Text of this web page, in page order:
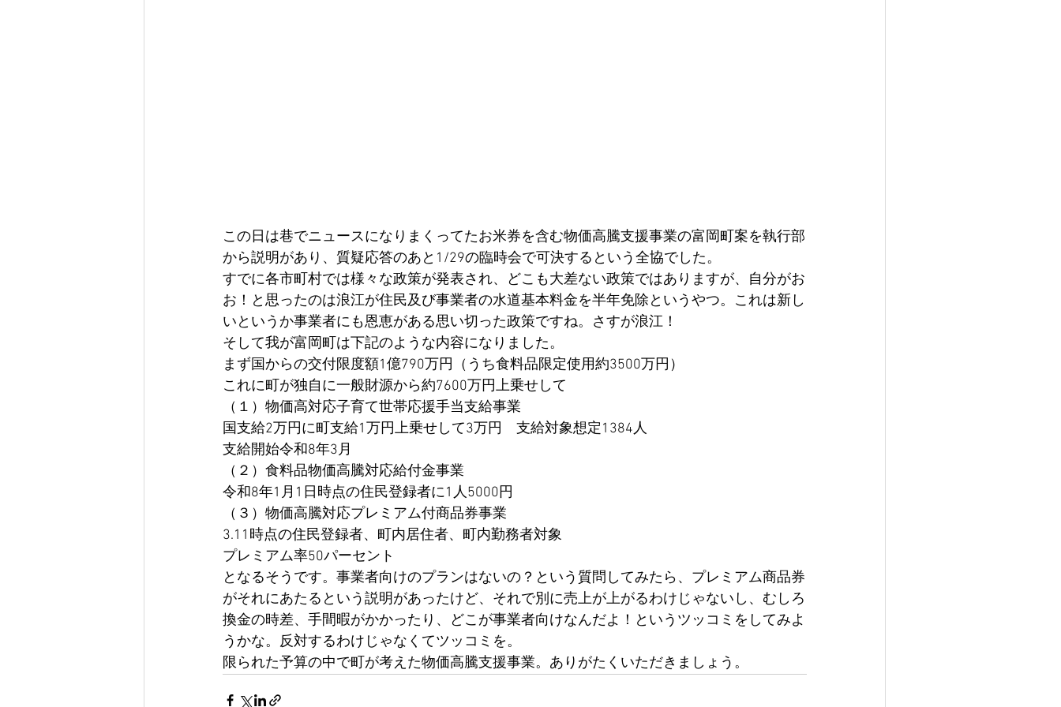
この日は巷でニュースになりまくってたお米券を含む物価高騰支援事業の富岡町案を執行部
から説明があり、質疑応答のあと1/29の臨時会で可決するという全協でした。
すでに各市町村では様々な政策が発表され、どこも大差ない政策ではありますが、自分がお
お！と思ったのは浪江が住民及び事業者の水道基本料金を半年免除というやつ。これは新し
いというか事業者にも恩恵がある思い切った政策ですね。さすが浪江！
そして我が富岡町は下記のような内容になりました。
まず国からの交付限度額1億790万円（うち食料品限定使用約3500万円）
これに町が独自に一般財源から約7600万円上乗せして
（１）物価高対応子育て世帯応援手当支給事業
国支給2万円に町支給1万円上乗せして3万円　支給対象想定1384人
支給開始令和8年3月
（２）食料品物価高騰対応給付金事業
令和8年1月1日時点の住民登録者に1人5000円
（３）物価高騰対応プレミアム付商品券事業
3.11時点の住民登録者、町内居住者、町内勤務者対象
プレミアム率50パーセント
となるそうです。事業者向けのプランはないの？という質問してみたら、プレミアム商品券
がそれにあたるという説明があったけど、それで別に売上が上がるわけじゃないし、むしろ
換金の時差、手間暇がかかったり、どこが事業者向けなんだよ！というツッコミをしてみよ
うかな。反対するわけじゃなくてツッコミを。
限られた予算の中で町が考えた物価高騰支援事業。ありがたくいただきましょう。